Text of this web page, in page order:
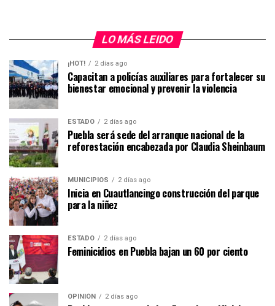
LO MÁS LEIDO
¡HOT! 2 días ago
Capacitan a policías auxiliares para fortalecer su
bienestar emocional y prevenir la violencia
ESTADO 2 días ago
Puebla será sede del arranque nacional de la
reforestación encabezada por Claudia Sheinbaum
MUNICIPIOS 2 días ago
Inicia en Cuautlancingo construcción del parque
para la niñez
ESTADO 2 días ago
Feminicidios en Puebla bajan un 60 por ciento
OPINIÓN 2 días ago